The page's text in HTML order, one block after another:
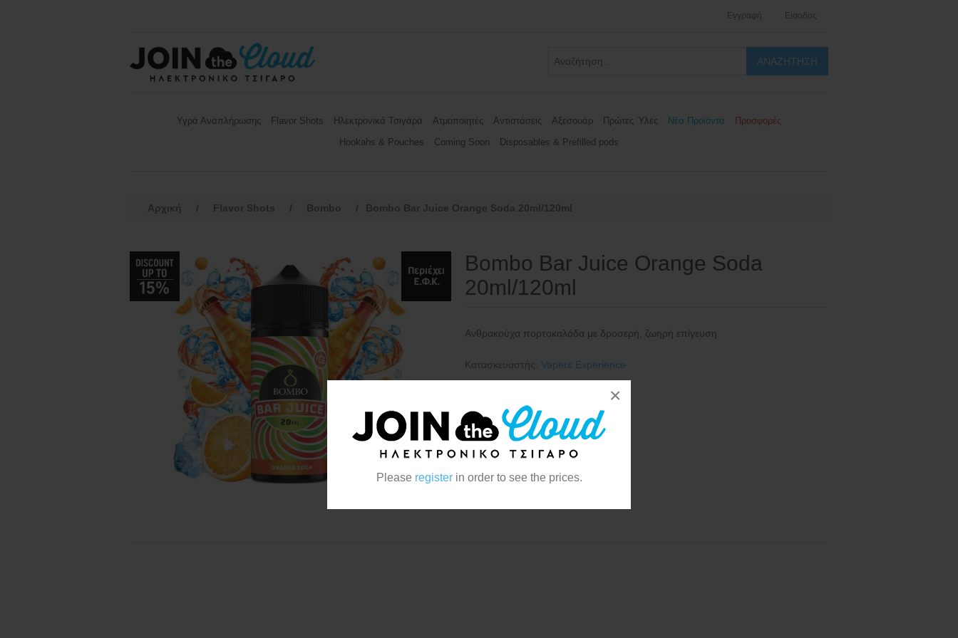
Please registerin order to see the prices.
×
Εγγραφή Είσοδος
Υγρά Αναπλήρωσης Flavor Shots Ηλεκτρονικά Τσιγάρα Ατμοποιητές Αντιστάσεις Αξεσουάρ Πρώτες Ύλες Νέα Προϊόντα
Προσφορές
Hookahs & Pouches
Coming Soon Disposables & Prefilled pods
Αρχική / Flavor Shots / Bombo / Bombo Bar Juice Orange Soda 20ml/120ml
Bombo Bar Juice Orange Soda
20ml/120ml
Ανθρακούχα πορτοκαλάδα με δροσερή, ζωηρή επίγευση.
Κατασκευαστής: Vapers Experience